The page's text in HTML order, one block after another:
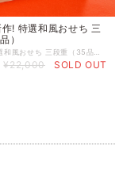
! 特選和風おせち 三
）
【2025 特選和風おせち 三段重（35品）】12月３日まで お待たせいたしました! 毎年リピーター続出！ 大人気特選おせちのご紹介です。 「最後まで飽きずに食べられる、本当においしいおせち」 おいしさの秘訣は ①国産野菜を贅沢に使用 ②こだわりのお出汁(京都の大人気料亭の秘伝のお出汁) ③できる限り添加物を使用しないで素材の味を活かした調理 その1：子供たちに人気！国産黒毛和牛のローストビーフ その2：ボリュームたっぷり！国産鶏のもも肉を塩麹漬け その3：宮崎県産の豊かな自然で育った金柑をワインシロップ煮にして白あんを詰めました その他細部までが本当においしいお節です！ 鮮度のよい食材を1フローズンで調理するため 素材本来の旨味を活かし きちんとひいたお出汁で味付けしているため やさしい味わいの中で口の中に旨味がしっかり残ります。 だから、最後まで飽きずに食べられます。 毎年食べても飽きない大人気のおせちです！ 是非この機会にご利用下さいませ。 【一の重】10品 １．紅白かまぼこ ２．浜汐海老 ３．彩きぬた巻 ４．カラスガレイ西京焼 ５．鰆西京焼 ６．数の子美味漬 ７．裏白しいたけ ８．金箔黒豆 ９．栗きんとん（渋皮栗2個） １０．田作り 【二の重】14品 １１．東寺巻 １２．蛤雲丹焼 １３．半月蟹新丈 １４．菜の花 １５．金柑 １６．穴子柳川新丈 １７．小鯛包み焼 １８．サーモン尾州巻 １９．鯖ざく巻 ２０．竹の子 ２１．わかめ ２２．巻ゆばオランダ煮 ２３．梅花人参 ２４．にしん昆布巻 【三の重】11品 ２５．豚八幡巻 ２６．鶏こうじ焼 ２７．フルーツチーズ ２８．本ますの煮浸し ２９．酢取りパプリカ ３０．たたきごぼう ３１．紅白なます ３２．鰤の子 ３３．絹さや ３４．かつをくるみ ３５．黒毛和牛のローストビーフ （ソース付き） ◆お届け状態 冷凍 ◆保存方法 冷凍庫（-18℃以下）で保存してください。 ◆賞味期限 冷凍 2024年1月31日 ◆保存方法 冷凍庫（-18℃以下）にて保管してください。 ◆解凍後のお願い 解凍後はお早めにお召し上がりくださいませ。 ◆お届け日 2024年12月29日・30日 ※お届け日、時間の指定はお受けできませんのでご了承下さいませ。
¥22,000 SOLD OUT